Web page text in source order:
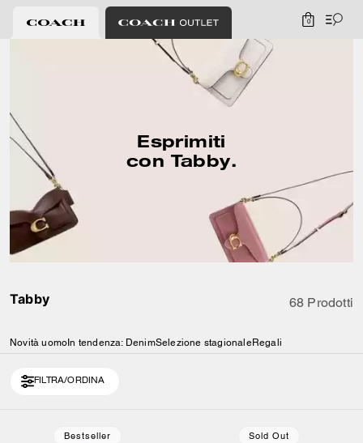
0
Esprimiti
con Tabby.
Tabby 68 Prodotti
Novità uomo In tendenza: DenimSelezione stagionaleRegali
FILTRA/ORDINA
Bestseller Sold Out